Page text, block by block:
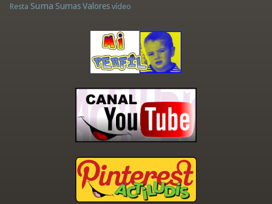
Resta Suma Sumas Valores vídeo